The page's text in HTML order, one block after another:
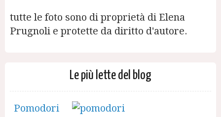
tutte le foto sono di proprietà di Elena
Prugnoli e protette da diritto d'autore.
Le più lette del blog
Pomodori